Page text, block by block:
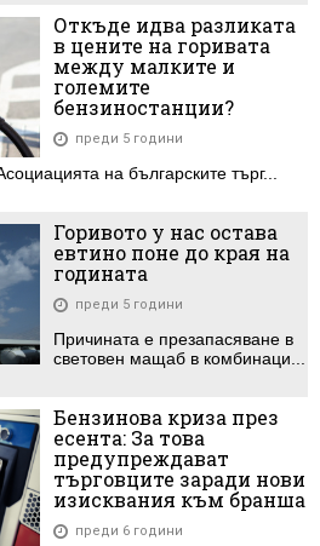
Откъде идва разликата
в цените на горивата
между малките и
големите
бензиностанции?
преди 5 години
на българските търг...
Горивото у нас остава
евтино поне до края на
годината
преди 5 години
Причината е презапасяване в
световен мащаб в комбинаци...
Бензинова криза през
есента: За това
предупреждават
търговците заради нови
изисквания към бранша
преди 6 години